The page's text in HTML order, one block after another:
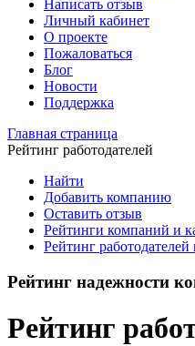
Написать отзыв
Личный кабинет
О проекте
Пожаловаться
Блог
Новости
Поддержка
Главная страница
Рейтинг работодателей
Найти
Добавить компанию
Оставить отзыв
Рейтинги компаний и
Рейтинг
Рейтинг надежности
Рейтинг